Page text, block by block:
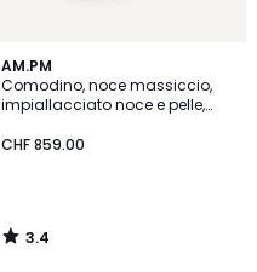
AM.PM
Comodino, noce massiccio,
impiallacciato noce e pelle,
CHF 859.00
3.4
/ 5
3.4
/